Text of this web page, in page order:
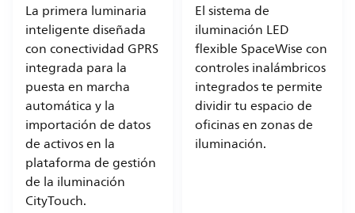
La primera luminaria
inteligente diseñada
con conectividad GPRS
integrada para la
puesta en marcha
automática y la
importación de datos
de activos en la
plataforma de gestión
de la iluminación
CityTouch.
El sistema de
iluminación LED
flexible SpaceWise con
controles inalámbricos
integrados te permite
dividir tu espacio de
oficinas en zonas de
iluminación.